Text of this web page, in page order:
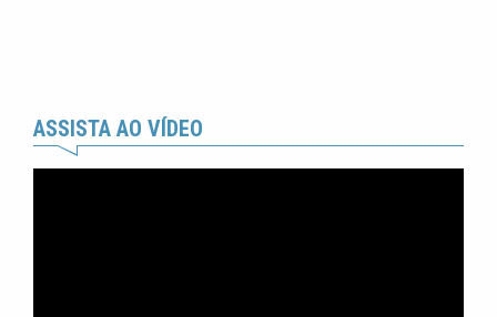
ASSISTA AO VÍDEO